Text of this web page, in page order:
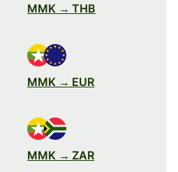
MMK → THB
MMK → EUR
MMK → ZAR